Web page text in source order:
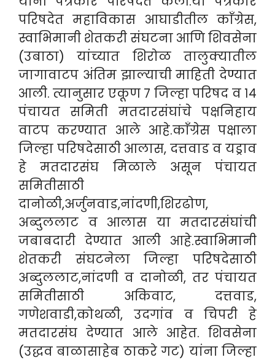
परिषदेत महाविकास आघाडीतील काँग्रेस,
स्वाभिमानी शेतकरी संघटना आणि शिवसेना
(उबाठा) यांच्यात शिरोळ तालुक्यातील
जागावाटप अंतिम झाल्याची माहिती देण्यात
आली. त्यानुसार एकूण ७ जिल्हा परिषद व १४
पंचायत समिती मतदारसंघांचे पक्षनिहाय
वाटप करण्यात आले आहे.काँग्रेस पक्षाला
जिल्हा परिषदेसाठी आलास, दत्तवाड व यड्राव
हे मतदारसंघ मिळाले असून पंचायत
समितीसाठी
दानोळी,अर्जुनवाड,नांदणी,शिरढोण,
अब्दुललाट व आलास या मतदारसंघांची
जबाबदारी देण्यात आली आहे.स्वाभिमानी
शेतकरी संघटनेला जिल्हा परिषदेसाठी
अब्दुललाट,नांदणी व दानोळी, तर पंचायत
समितीसाठी अकिवाट, दत्तवाड,
गणेशवाडी,कोथळी, उदगांव व चिपरी हे
मतदारसंघ देण्यात आले आहेत. शिवसेना
(उद्धव बाळासाहेब ठाकरे गट) यांना जिल्हा